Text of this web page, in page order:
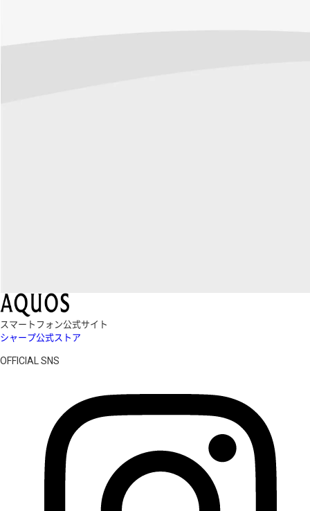
スマートフォン公式サイト
シャープ公式ストア
OFFICIAL SNS